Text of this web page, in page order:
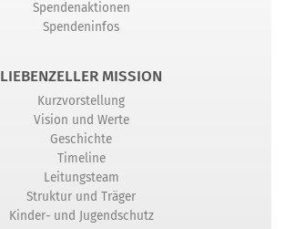
Spendenaktionen
Spendeninfos
LIEBENZELLER MISSION
Kurzvorstellung
Vision und Werte
Geschichte
Timeline
Leitungsteam
Struktur und Träger
Kinder- und Jugendschutz